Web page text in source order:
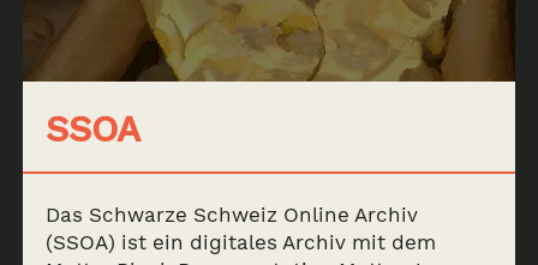
SSOA
Das Schwarze Schweiz Online Archiv
(SSOA) ist ein digitales Archiv mit dem